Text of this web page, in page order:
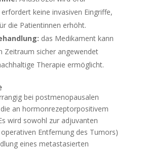
keine invasiven Eingriffe,
die Patientinnen erhöht.
das Medikament kann
Zeitraum sicher angewendet
Therapie ermöglicht.
bei postmenopausalen
an hormonrezeptorpositivem
wird sowohl zur adjuvanten
Entfernung des Tumors)
eines metastasierten